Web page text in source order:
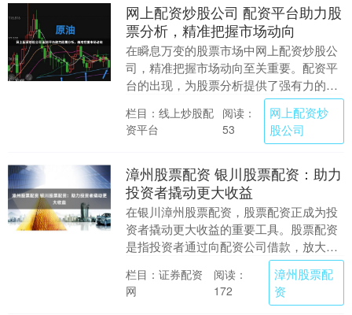
网上配资炒股公司 配资平台助力股
票分析，精准把握市场动向
在瞬息万变的股票市场中网上配资炒股公
司，精准把握市场动向至关重要。配资平
台的出现，为股票分析提供了强有力的助
力。 * **专业分析：**配资咨询师拥有丰富
的市场....
栏目：线上炒股配
资平台
阅读：
53
网上配资炒
股公司
漳州股票配资 银川股票配资：助力
投资者撬动更大收益
在银川漳州股票配资，股票配资正成为投
资者撬动更大收益的重要工具。股票配资
是指投资者通过向配资公司借款，放大资
金规模，从而提高投资收益率的一种方
式。 选择邵阳股票....
栏目：证券配资
网
阅读：
172
漳州股票配
资